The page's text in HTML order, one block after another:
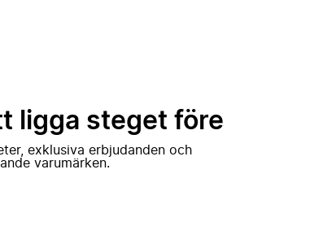
ligga steget före
exklusiva erbjudanden och
varumärken.